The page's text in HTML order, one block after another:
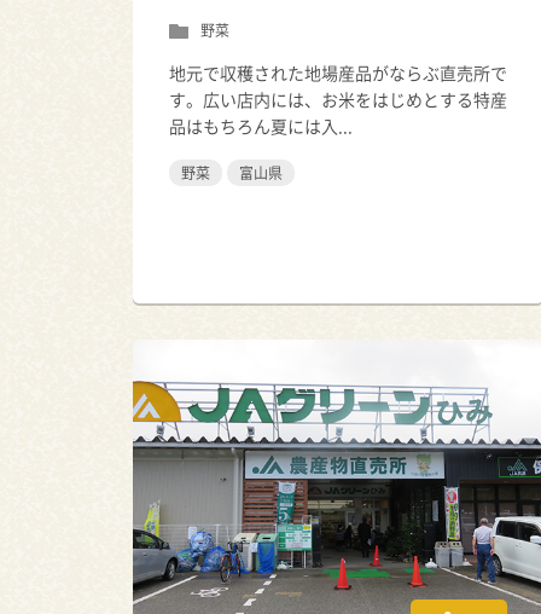
野菜
地元で収穫された地場産品がならぶ直売所で
す。広い店内には、お米をはじめとする特産
品はもちろん夏には入...
野菜 富山県